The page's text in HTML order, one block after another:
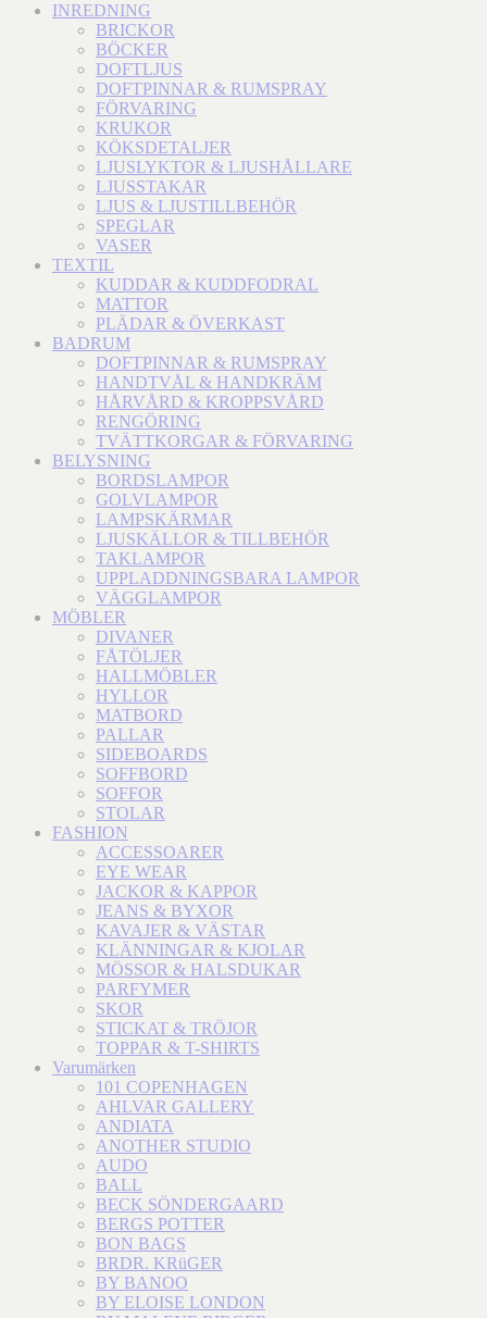
INREDNING
BRICKOR
BÖCKER
DOFTLJUS
DOFTPINNAR & RUMSPRAY
FÖRVARING
KRUKOR
KÖKSDETALJER
LJUSLYKTOR & LJUSHÅLLARE
LJUSSTAKAR
LJUS & LJUSTILLBEHÖR
SPEGLAR
VASER
TEXTIL
KUDDAR & KUDDFODRAL
MATTOR
PLÄDAR & ÖVERKAST
BADRUM
DOFTPINNAR & RUMSPRAY
HANDTVÅL & HANDKRÄM
HÅRVÅRD & KROPPSVÅRD
RENGÖRING
TVÄTTKORGAR & FÖRVARING
BELYSNING
BORDSLAMPOR
GOLVLAMPOR
LAMPSKÄRMAR
LJUSKÄLLOR & TILLBEHÖR
TAKLAMPOR
UPPLADDNINGSBARA LAMPOR
VÄGGLAMPOR
MÖBLER
DIVANER
FÅTÖLJER
HALLMÖBLER
HYLLOR
MATBORD
PALLAR
SIDEBOARDS
SOFFBORD
SOFFOR
STOLAR
FASHION
ACCESSOARER
EYE WEAR
JACKOR & KAPPOR
JEANS & BYXOR
KAVAJER & VÄSTAR
KLÄNNINGAR & KJOLAR
MÖSSOR & HALSDUKAR
PARFYMER
SKOR
STICKAT & TRÖJOR
TOPPAR & T-SHIRTS
Varumärken
101 COPENHAGEN
AHLVAR GALLERY
ANDIATA
ANOTHER STUDIO
AUDO
BALL
BECK SÖNDERGAARD
BERGS POTTER
BON BAGS
BRDR. KRüGER
BY BANOO
BY ELOISE LONDON